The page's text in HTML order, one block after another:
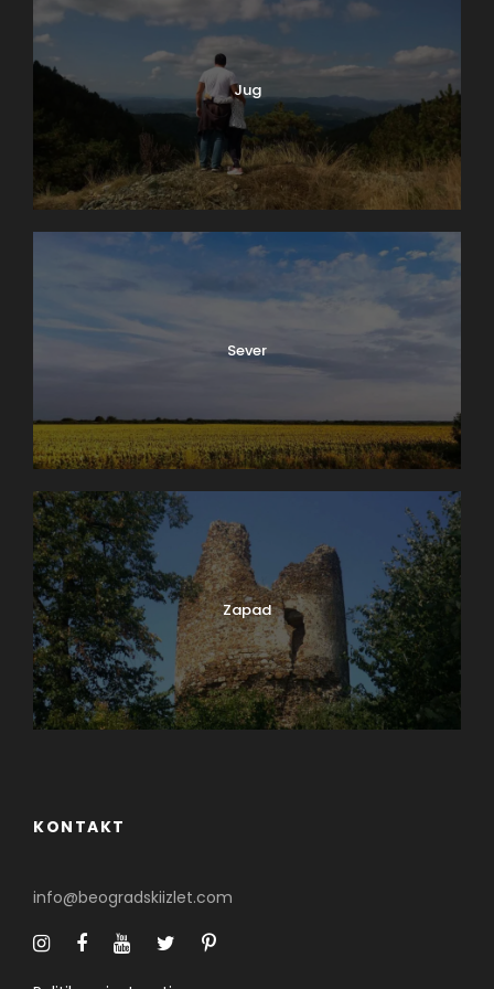
uživaće u divnom pogledu naDunav
, dok se uz
glavnu stazu nalaze travnate površine, a na prelazu
zasađeno je drveće koje ovo mesto čini atraktivnim
u svako doba dana i godine.
Šetajući kejom naići ćete na prodavce sladoleda,
slatkiša, a krajem leta i tokom jeseni možete probati
kukuruz i kestenje, a odmor od šetnje ili vožnje
možete napraviti duž cele staze na klupama koje su
tu postavljene. Pored šetnje po keju možete voziti
bicikl i rolere, a ako ih niste poneli možete ih tu
se za kratko vreme može stići sa jednog na drugi
tako i za odrasle. Na travnatim površinama mogu se
naći više mesta za sport i rekreaciju, a postoji i teren
za mali fudbal.
Za decu, na prostoru blizu keja, smešten je zabavni
park i dečija igraonica „Tvrđava“. Ako želite posetiti
ova mesta sa decom trebalo bi da znate da se
plaća ulaz, ali će najmlađi biti oduševljeni posetom.
Jug
Sever
Zapad
KONTAKT
info@beogradskiizlet.com